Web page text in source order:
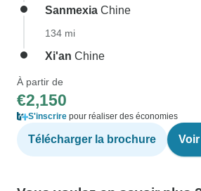
Sanmexia Chine
134 mi
Xi'an Chine
À partir de
€2,150
S'inscrire pour réaliser des économies
Télécharger la brochure